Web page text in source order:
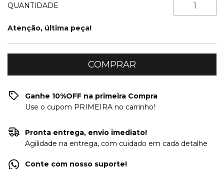
QUANTIDADE
Atenção, última peça!
Ganhe 10%OFF na primeira Compra
Use o cupom PRIMEIRA no carrinho!
Pronta entrega, envio imediato!
Agilidade na entrega, com cuidado em cada detalhe
Conte com nosso suporte!